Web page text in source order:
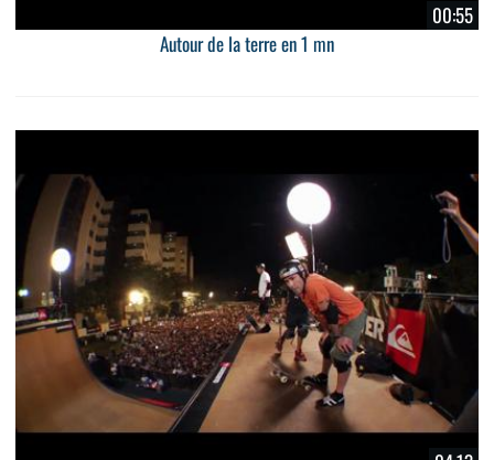
00:55
Autour de la terre en 1 mn